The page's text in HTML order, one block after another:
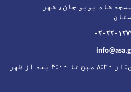
شاه بوبو جان، شهر
: از ۸:۳۰ صبح تا ۴:۰۰ بعد از ظهر